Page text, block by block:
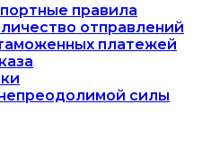
правила
отправлений
платежей
силы